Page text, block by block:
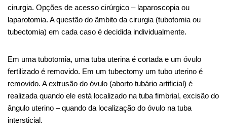
cirurgia. Opções de acesso cirúrgico – laparoscopia ou
laparotomia. A questão do âmbito da cirurgia (tubotomia ou
tubectomia) em cada caso é decidida individualmente.
Em uma tubotomia, uma tuba uterina é cortada e um óvulo
fertilizado é removido. Em um tubectomy um tubo uterino é
removido. A extrusão do óvulo (aborto tubário artificial) é
realizada quando ele está localizado na tuba fimbrial, excisão do
ângulo uterino – quando da localização do óvulo na tuba
intersticial.